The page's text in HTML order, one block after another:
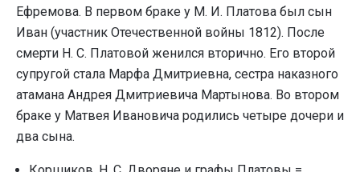
Ефремова. В первом браке у М. И. Платова был сын
Иван (участник Отечественной войны 1812). После
смерти Н. С. Платовой женился вторично. Его второй
супругой стала Марфа Дмитриевна, сестра наказного
атамана Андрея Дмитриевича Мартынова. Во втором
браке у Матвея Ивановича родились четыре дочери и
два сына.